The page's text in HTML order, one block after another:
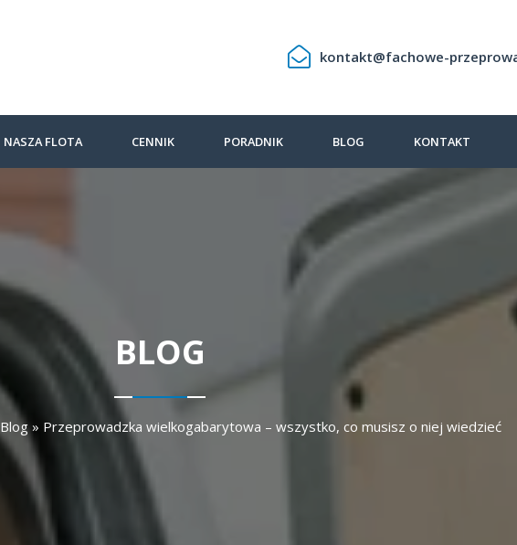
kontakt@fachowe-
NASZA FLOTA CENNIK PORADNIK BLOG KONTAKT
BLOG
Blog» Przeprowadzka wielkogabarytowa – wszystko, co musisz o niej wiedzieć